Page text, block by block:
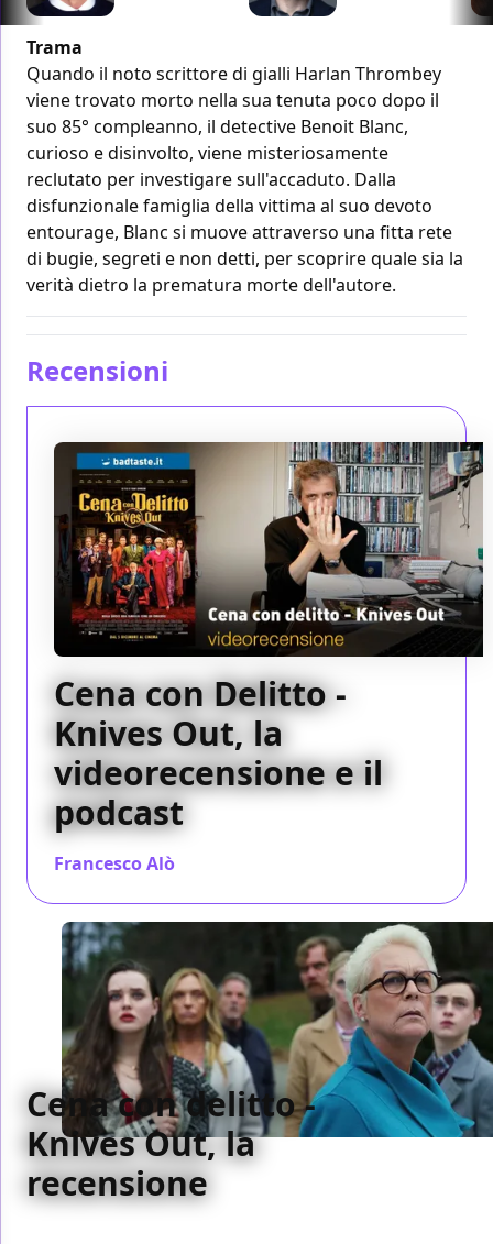
Trama
Quando il noto scrittore di gialli Harlan Thrombey
viene trovato morto nella sua tenuta poco dopo il
suo 85° compleanno, il detective Benoit Blanc,
curioso e disinvolto, viene misteriosamente
reclutato per investigare sull'accaduto. Dalla
disfunzionale famiglia della vittima al suo devoto
entourage, Blanc si muove attraverso una fitta rete
di bugie, segreti e non detti, per scoprire quale sia la
verità dietro la prematura morte dell'autore.
Recensioni
Cena con Delitto -
Knives Out, la
videorecensione e il
podcast
Francesco Alò
Cena con delitto -
Knives Out, la
recensione